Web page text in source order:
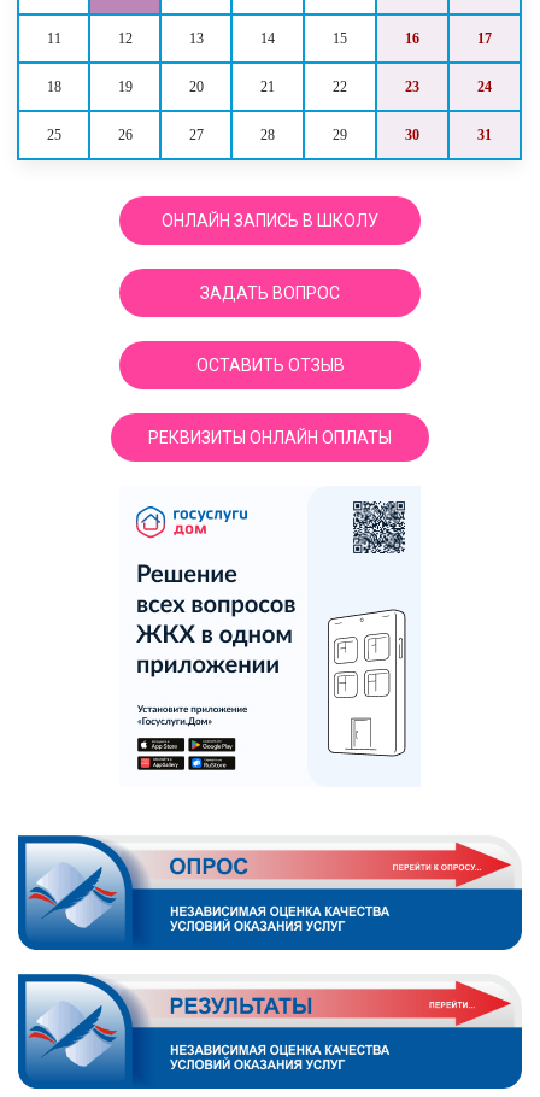
11 12 13 14 15 16 17
18 19 20 21 22 23 24
25 26 27 28 29 30 31
ОНЛАЙН ЗАПИСЬ В ШКОЛУ
ЗАДАТЬ ВОПРОС
ОСТАВИТЬ ОТЗЫВ
РЕКВИЗИТЫ ОНЛАЙН ОПЛАТЫ